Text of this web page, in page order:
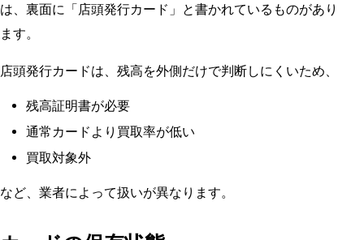
は、裏面に「店頭発行カード」と書かれているものがあり
ます。
店頭発行カードは、残高を外側だけで判断しにくいため、
残高証明書が必要
通常カードより買取率が低い
買取対象外
など、業者によって扱いが異なります。